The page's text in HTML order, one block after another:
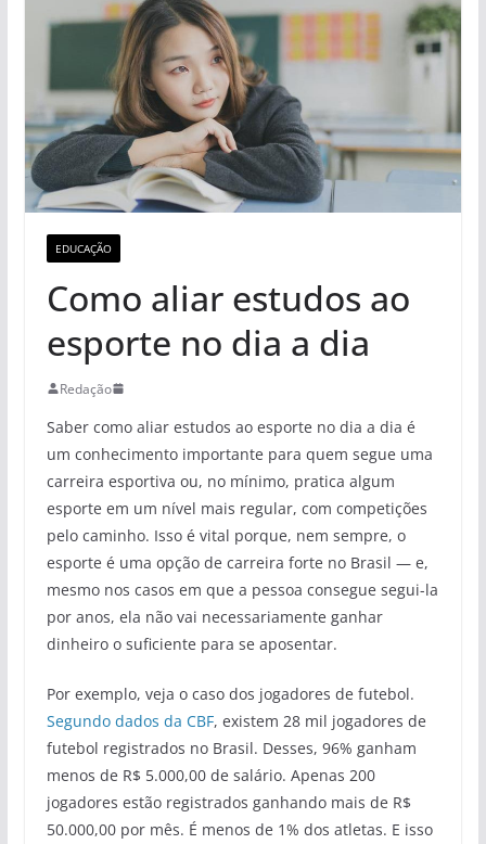
EDUCAÇÃO
Como aliar estudos ao
esporte no dia a dia
Redação
Saber como aliar estudos ao esporte no dia a dia é
um conhecimento importante para quem segue uma
carreira esportiva ou, no mínimo, pratica algum
esporte em um nível mais regular, com competições
pelo caminho. Isso é vital porque, nem sempre, o
esporte é uma opção de carreira forte no Brasil — e,
mesmo nos casos em que a pessoa consegue segui-la
por anos, ela não vai necessariamente ganhar
dinheiro o suficiente para se aposentar.
Por exemplo, veja o caso dos jogadores de futebol.
Segundo dados da CBF, existem 28 mil jogadores de
futebol registrados no Brasil. Desses, 96% ganham
menos de R$ 5.000,00 de salário. Apenas 200
jogadores estão registrados ganhando mais de R$
50.000,00 por mês. É menos de 1% dos atletas. E isso